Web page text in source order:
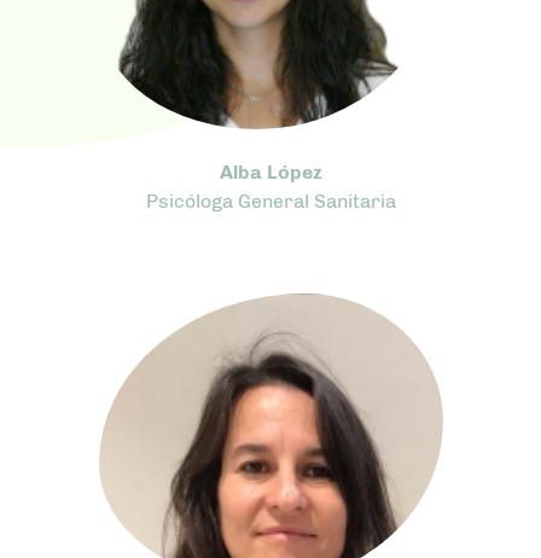
Alba López
Psicóloga General Sanitaria